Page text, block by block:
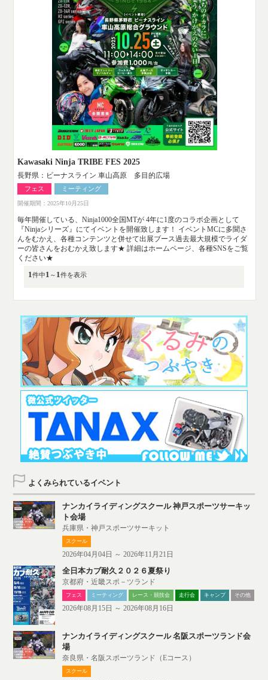
Kawasaki Ninja TRIBE FES 2025
長野県：ビーナスライン 車山高原 多目的広場
フェス ミーティング
開催期間：2025年10月25日
毎年開催している、Ninja1000全国MTが 4年に1度のコラボ企画として
『Ninjaシリーズ』にてイベントを開催致します！ イベントMCに多聞さ
んをむかえ、各種コンテンツと併せて出展ブース過去最大規模でライダ
ーの皆さんをおむかえ致します★ 詳細はホームページ、各種SNSをご覧
ください★
1件中1 ～ 1件を表示
よくみられているイベント
ナンカイライディングスクール 神戸スポーツサーキッ
ト会場
兵庫県・神戸スポーツサーキット
スクール
2026年04月04日 ～ 2026年11月21日
全日本カブ耐久２０２６夏祭り
京都府・近畿スポ－ツランド
フェス ミーティング レース・競技会 走行会 キャンプ その他
2026年08月15日 ～ 2026年08月16日
ナンカイライディングスクール 名阪スポーツランド会
場
奈良県・名阪スポーツランド（Eコース）
スクール